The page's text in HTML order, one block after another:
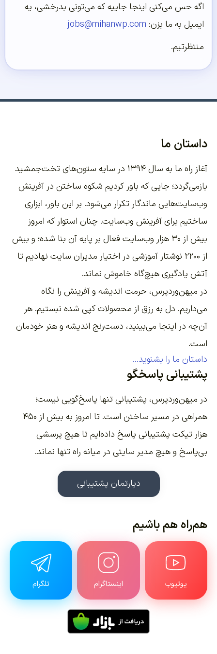
اگه حس می‌کنی اینجا جاییه که می‌تونی بدرخشی، یه
ایمیل به ما بزن: jobs@mihanwp.com
منتظرتیم.
داستان ما
آغاز راه ما به سال ۱۳۹۴ در سایه ستون‌های تخت‌جمشید
بازمی‌گردد؛ جایی که باور کردیم شکوه ساختن در آفرینش
وب‌سایت‌هایی ماندگار تکرار می‌شود. بر این باور، ابزاری
ساختیم برای آفرینش وب‌سایت. چنان استوار که امروز
بیش از ۳۰ هزار وب‌سایت فعال بر پایه آن بنا شده؛ و بیش
از ۲۲۰۰
نوشتار آموزشی در اختیار مدیران سایت نهادیم تا
آتش یادگیری هیچ‌گاه خاموش نماند.
در میهن‌وردپرس، حرمت اندیشه و آفرینش را نگاه
می‌داریم. دل به رزق از محصولات کپی شده نبستیم. هر
آن‌چه در اینجا می‌بینید، دست‌رنج اندیشه و هنر خودمان
است.
داستان ما را بشنوید...
پشتیبانی پاسخگو
در میهن‌وردپرس، پشتیبانی تنها پاسخ‌گویی نیست؛
همراهی در مسیر ساختن است. تا امروز به بیش از ۴۵۰
هزار تیکت پشتیبانی پاسخ داده‌ایم تا هیچ پرسشی
بی‌پاسخ و هیچ مدیر سایتی در میانه راه تنها نماند.
دپارتمان پشتیبانی
هم‌راه هم باشیم
یوتیوب اینستاگرام تلگرام